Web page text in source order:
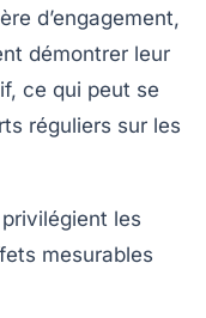
d’engagement,
démontrer leur
ce qui peut se
réguliers sur les
les
mesurables